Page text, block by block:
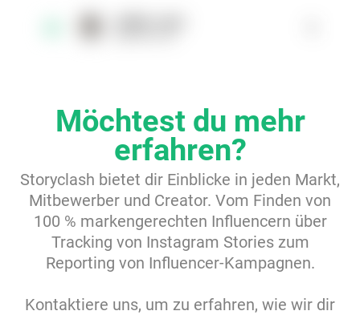
Webinars
Reports & Guides
Templates
Blog
Möchtest du mehr
erfahren?
Storyclash bietet dir Einblicke in jeden Markt,
Mitbewerber und Creator. Vom Finden von
100 % markengerechten Influencern über
Tracking von Instagram Stories zum
Reporting von Influencer-Kampagnen.
Kontaktiere uns, um zu erfahren, wie wir dir